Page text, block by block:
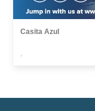
Casita Azul
,